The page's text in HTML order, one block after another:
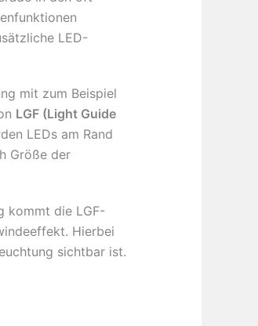
LED-
mit zum Beispiel
LGF (Light Guide
LEDs am Rand
Größe der
kommt die LGF-
Hierbei
sichtbar ist.